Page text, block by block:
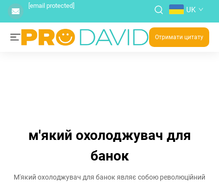
[email protected] UK
Отримати цитату
м'який охолоджувач для
банок
М'який охолоджувач для банок являє собою революційний